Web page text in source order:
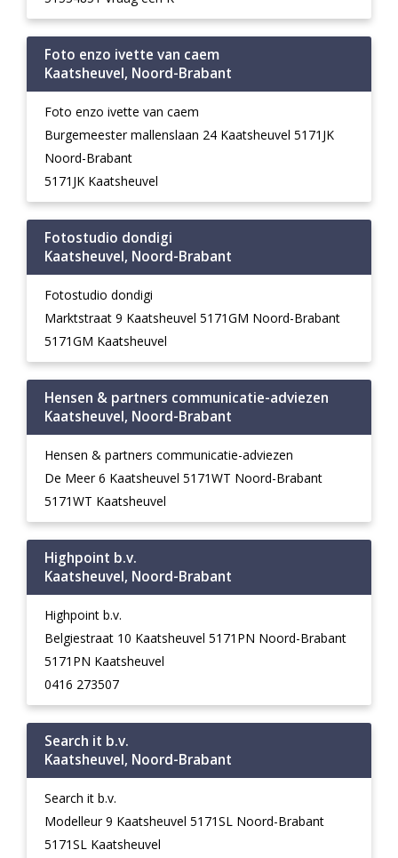
Foto enzo ivette van caem
Kaatsheuvel, Noord-Brabant
Foto enzo ivette van caem
Burgemeester mallenslaan 24 Kaatsheuvel 5171JK
Noord-Brabant
5171JK Kaatsheuvel
Fotostudio dondigi
Kaatsheuvel, Noord-Brabant
Fotostudio dondigi
Marktstraat 9 Kaatsheuvel 5171GM Noord-Brabant
5171GM Kaatsheuvel
Hensen & partners communicatie-adviezen
Kaatsheuvel, Noord-Brabant
Hensen & partners communicatie-adviezen
De Meer 6 Kaatsheuvel 5171WT Noord-Brabant
5171WT Kaatsheuvel
Highpoint b.v.
Kaatsheuvel, Noord-Brabant
Highpoint b.v.
Belgiestraat 10 Kaatsheuvel 5171PN Noord-Brabant
5171PN Kaatsheuvel
0416 273507
Search it b.v.
Kaatsheuvel, Noord-Brabant
Search it b.v.
Modelleur 9 Kaatsheuvel 5171SL Noord-Brabant
5171SL Kaatsheuvel